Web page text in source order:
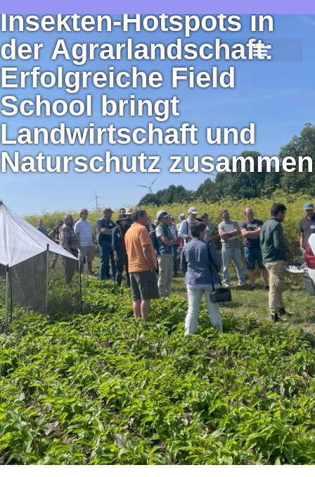
Insekten-Hotspots in
der Agrarlandschaft:
Erfolgreiche Field
School bringt
Landwirtschaft und
Naturschutz zusammen